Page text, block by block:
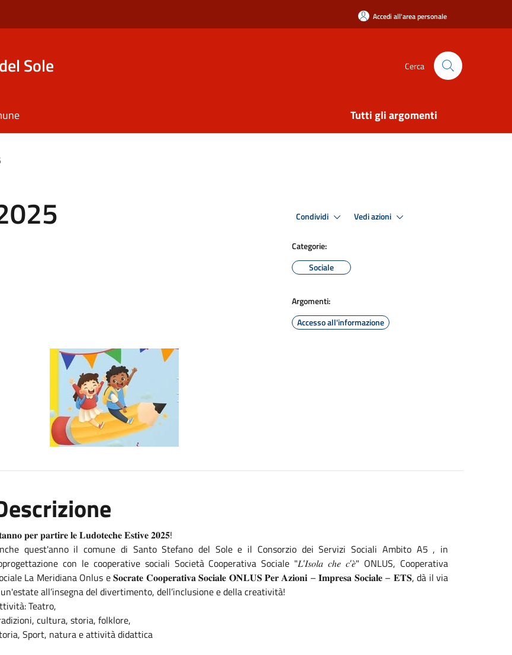
Accedi all'area personale
Sole Cerca
Tutti gli argomenti
Condividi Vedi azioni
Categorie:
Sociale
Argomenti:
Accesso all'informazione
𝐩𝐞𝐫 𝐩𝐚𝐫𝐭𝐢𝐫𝐞 𝐥𝐞 𝐋𝐮𝐝𝐨𝐭𝐞𝐜𝐡𝐞 𝐄𝐬𝐭𝐢𝐯𝐞 𝟐𝟎𝟐𝟓!
quest'anno il comune di Santo Stefano del Sole e il Consorzio dei Servizi Sociali Ambito A5 , in
con le cooperative sociali Società Cooperativa Sociale "𝐿’𝐼𝑠𝑜𝑙𝑎 𝑐ℎ𝑒 𝑐’𝑒̀" ONLUS, Cooperativa
La Meridiana Onlus e 𝐒𝐨𝐜𝐫𝐚𝐭𝐞 𝐂𝐨𝐨𝐩𝐞𝐫𝐚𝐭𝐢𝐯𝐚 𝐒𝐨𝐜𝐢𝐚𝐥𝐞 𝐎𝐍𝐋𝐔𝐒 𝐏𝐞𝐫 𝐀𝐳𝐢𝐨𝐧𝐢 – 𝐈𝐦𝐩𝐫𝐞𝐬𝐚 𝐒𝐨𝐜𝐢𝐚𝐥𝐞 – 𝐄𝐓𝐒, dà il via
all’insegna del divertimento, dell’inclusione e della creatività!
Teatro,
cultura, storia, folklore,
Sport, natura e attività didattica